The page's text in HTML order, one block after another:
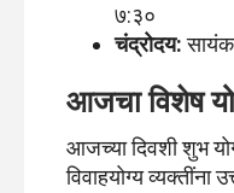
७:३०
चंद्रोदय:
आजचा विशेष
आजच्या दिवशी शुभ
विवाहयोग्य व्यक्तींना